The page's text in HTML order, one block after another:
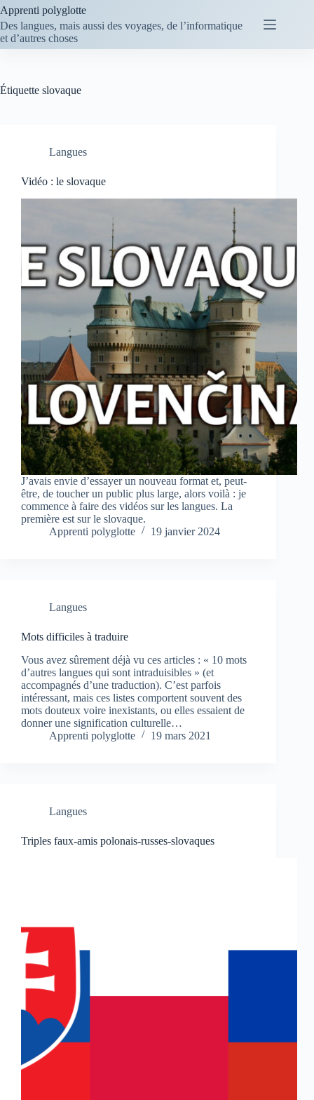
Passer
au
contenu
Apprenti polyglotte
Des langues, mais aussi des voyages, de l’informatique
et d’autres choses
Étiquette slovaque
Langues
Vidéo : le slovaque
J’avais envie d’essayer un nouveau format et, peut-
être, de toucher un public plus large, alors voilà : je
commence à faire des vidéos sur les langues. La
première est sur le slovaque.
Apprenti polyglotte
19 janvier 2024
Langues
Mots difficiles à traduire
Vous avez sûrement déjà vu ces articles : « 10 mots
d’autres langues qui sont intraduisibles » (et
accompagnés d’une traduction). C’est parfois
intéressant, mais ces listes comportent souvent des
mots douteux voire inexistants, ou elles essaient de
donner une signification culturelle…
Apprenti polyglotte
19 mars 2021
Langues
Triples faux-amis polonais-russes-slovaques